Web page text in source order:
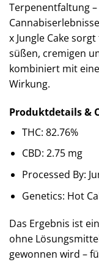
Terpenentfaltung
x Jungle Cake
süßen, cremigen
kombiniert mit
Wirkung.
Produktdetails &
THC: 82.76%
CBD: 2.75 mg
Processed By:
Genetics: Hot
Das Ergebnis ist
ohne
gewonnen wird –